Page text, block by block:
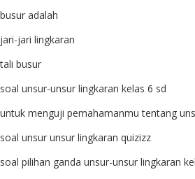
busur adalah
jari-jari lingkaran
tali busur
soal unsur-unsur lingkaran kelas 6 sd
untuk menguji pemahamanmu tentang
soal unsur unsur lingkaran quizizz
soal pilihan ganda unsur-unsur lingkaran